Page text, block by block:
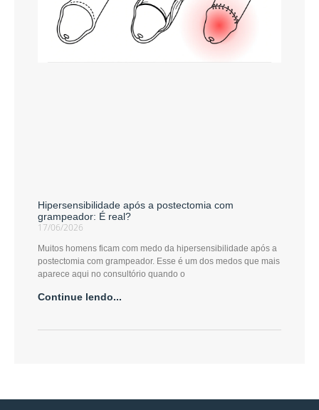
Hipersensibilidade após a postectomia com
grampeador: É real?
17/06/2026
Muitos homens ficam com medo da hipersensibilidade após a
postectomia com grampeador. Esse é um dos medos que mais
aparece aqui no consultório quando o
Continue lendo...